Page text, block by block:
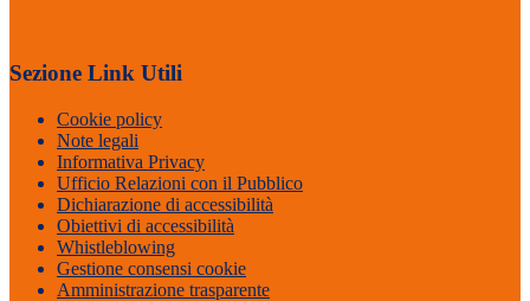
Sezione Link Utili
Cookie policy
Note legali
Informativa Privacy
Ufficio Relazioni con il Pubblico
Dichiarazione di accessibilità
Obiettivi di accessibilità
Whistleblowing
Gestione consensi cookie
Amministrazione trasparente